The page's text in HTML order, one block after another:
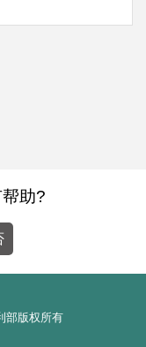
助?
部版权所有